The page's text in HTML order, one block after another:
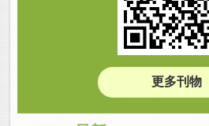
更多刊物